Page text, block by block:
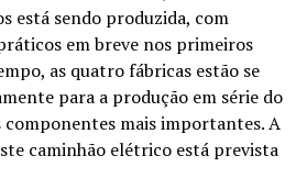
está sendo produzida, com
em breve nos primeiros
as quatro fábricas estão se
para a produção em série do
componentes mais importantes. A
caminhão elétrico está prevista